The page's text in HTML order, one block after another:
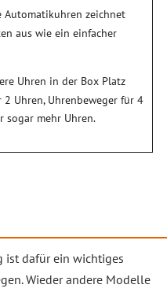
Automatikuhren zeichnet
aus wie ein einfacher
Uhren in der Box Platz
Uhren, Uhrenbeweger für 4
sogar mehr Uhren.
ist dafür ein wichtiges
Wieder andere Modelle